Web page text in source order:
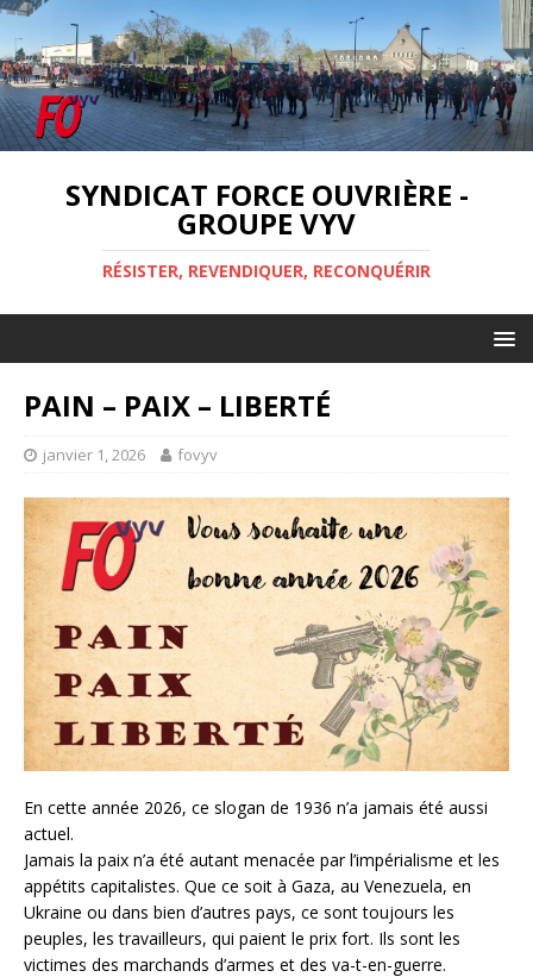
SYNDICAT FORCE OUVRIÈRE -
GROUPE VYV
RÉSISTER, REVENDIQUER, RECONQUÉRIR
PAIN – PAIX – LIBERTÉ
janvier 1, 2026 fovyv
En cette année 2026, ce slogan de 1936 n’a jamais été aussi
actuel.
Jamais la paix n’a été autant menacée par l’impérialisme et les
appétits capitalistes. Que ce soit à Gaza, au Venezuela, en
Ukraine ou dans bien d’autres pays, ce sont toujours les
peuples, les travailleurs, qui paient le prix fort. Ils sont les
victimes des marchands d’armes et des va-t-en-guerre.